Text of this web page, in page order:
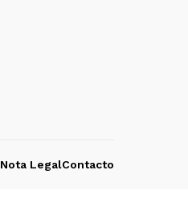
Nota LegalContacto